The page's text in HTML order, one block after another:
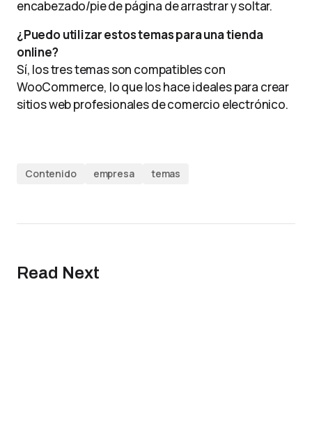
encabezado/pie de página de arrastrar y soltar.
¿Puedo utilizar estos temas para una tienda
online?
Sí, los tres temas son compatibles con
WooCommerce, lo que los hace ideales para crear
sitios web profesionales de comercio electrónico.
Contenido empresa temas
Read Next